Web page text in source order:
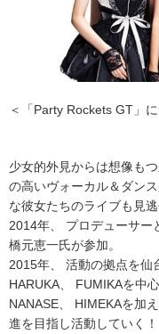
＜「Party Rockets GT」
少女的外見からは想像も
の高いヴォーカル＆ダン
な彼女たちのライブも見逃
2014年、 プロデューサー
橋元恵一氏が参加。
2015年、 活動の拠点を仙
HARUKA、 FUMIKAを中
NANASE、 HIMEKAを加
進を目指し活動していく！